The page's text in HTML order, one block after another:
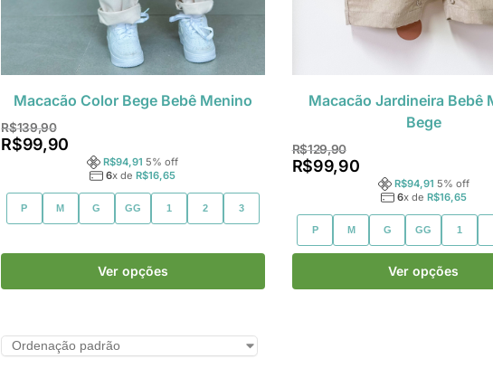
Macacão Color Bege Bebê Menino
R$139,90
R$99,90
R$94,91 5% off
6x deR$16,65
P M G GG 1 2 3
Ver opções
Macacão Jardineira Bebê
Bege
R$129,90
R$99,90
R$94,91 5% off
6x de R$16,65
P M G GG 1
Ver opções